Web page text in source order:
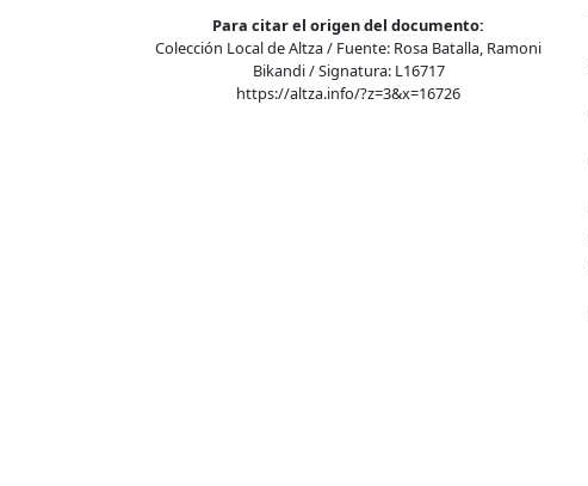
Para citar el origen del documento:
Colección Local de Altza / Fuente: Rosa Batalla, Ramoni
Bikandi / Signatura: L16717
https://altza.info/?z=3&x=16726